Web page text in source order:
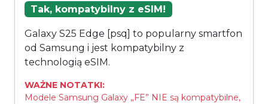
Tak, kompatybilny z eSIM!
Galaxy S25 Edge [psq] to popularny smartfon
od Samsung i jest kompatybilny z
technologią eSIM.
WAŻNE NOTATKI:
Modele Samsung Galaxy „FE” NIE są kompatybilne,